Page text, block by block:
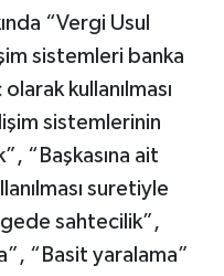
“Vergi Usul
sistemleri banka
kullanılması
sistemlerinin
“Başkasına ait
suretiyle
sahtecilik”,
“Basit yaralama”